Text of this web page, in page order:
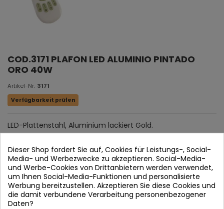
COD.3171 PLAFON LED ALUMINIO PINTADO
ORO 40W
Artikel-Nr. 3171
Verfügbarkeit prüfen
LED-Plattenstahl, Aluminium lackiert Gold.
Dieser Shop fordert Sie auf, Cookies für Leistungs-, Social-
Media- und Werbezwecke zu akzeptieren. Social-Media-
und Werbe-Cookies von Drittanbietern werden verwendet,
um Ihnen Social-Media-Funktionen und personalisierte
Werbung bereitzustellen. Akzeptieren Sie diese Cookies und
die damit verbundene Verarbeitung personenbezogener
Daten?